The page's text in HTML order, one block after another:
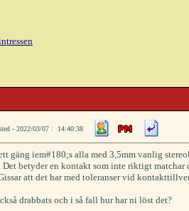
- 2022/03/07 : 14:40:38
gäng iem#180;s alla med 3,5mm vanlig
Det betyder en kontakt som inte riktigt
att det har med toleranser vid
drabbats och i så fall hur har ni löst det?